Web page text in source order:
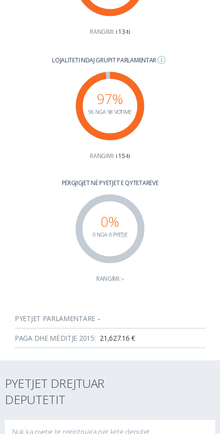
RANGIMI: i 13-ti
LOJALITETI NDAJ GRUPIT PARLAMENTAR
97%
96 NGA 98 VOTIME
RANGIMI: i 15-ti
PËRGJIGJET NË PYETJET E QYTETARËVE
0%
0 NGA 0 PYETJE
RANGIMI:-
PYETJET PARLAMENTARE -
PAGA DHE MËDITJE 2015: 21,627.16 €
PYETJET DREJTUAR
DEPUTETIT
Nuk ka pyetje të regjistruara për këtë deputet.